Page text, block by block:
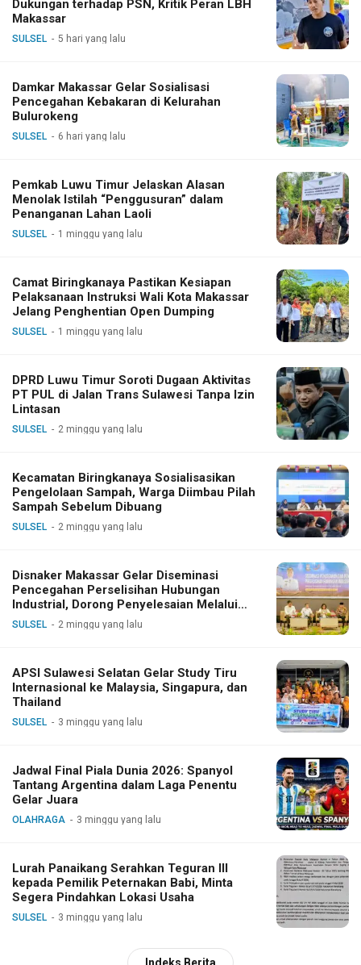
Dukungan terhadap PSN, Kritik Peran LBH
Makassar
SULSEL 5 hari yang lalu
Damkar Makassar Gelar Sosialisasi
Pencegahan Kebakaran di Kelurahan
Bulurokeng
SULSEL 6 hari yang lalu
Pemkab Luwu Timur Jelaskan Alasan
Menolak Istilah “Penggusuran” dalam
Penanganan Lahan Laoli
SULSEL 1 minggu yang lalu
Camat Biringkanaya Pastikan Kesiapan
Pelaksanaan Instruksi Wali Kota Makassar
Jelang Penghentian Open Dumping
SULSEL 1 minggu yang lalu
DPRD Luwu Timur Soroti Dugaan Aktivitas
PT PUL di Jalan Trans Sulawesi Tanpa Izin
Lintasan
SULSEL 2 minggu yang lalu
Kecamatan Biringkanaya Sosialisasikan
Pengelolaan Sampah, Warga Diimbau Pilah
Sampah Sebelum Dibuang
SULSEL 2 minggu yang lalu
Disnaker Makassar Gelar Diseminasi
Pencegahan Perselisihan Hubungan
Industrial, Dorong Penyelesaian Melalui
Dialog
SULSEL 2 minggu yang lalu
APSI Sulawesi Selatan Gelar Study Tiru
Internasional ke Malaysia, Singapura, dan
Thailand
SULSEL 3 minggu yang lalu
Jadwal Final Piala Dunia 2026: Spanyol
Tantang Argentina dalam Laga Penentu
Gelar Juara
OLAHRAGA 3 minggu yang lalu
Lurah Panaikang Serahkan Teguran III
kepada Pemilik Peternakan Babi, Minta
Segera Pindahkan Lokasi Usaha
SULSEL 3 minggu yang lalu